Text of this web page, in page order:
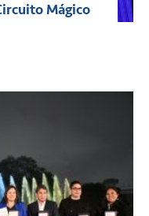
Mágico